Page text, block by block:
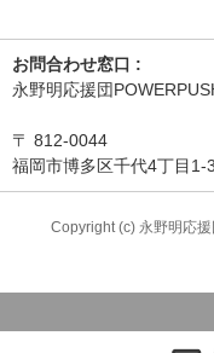
お問合わせ窓口 :
永野明応援団
〒 812-0044
福岡市博多区千代4丁目1-
Copyright (c) 永野明応